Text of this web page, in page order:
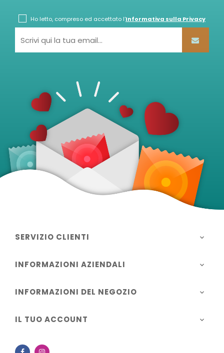
Ho letto, compreso ed accettato l'Informativa sulla Privacy
SERVIZIO CLIENTI 
INFORMAZIONI AZIENDALI 
INFORMAZIONI DEL NEGOZIO 
IL TUO ACCOUNT 